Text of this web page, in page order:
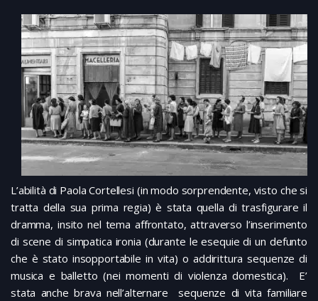
L’abilità di Paola Cortellesi (in modo sorprendente, visto che si
tratta della sua prima regia) è stata quella di trasfigurare il
dramma, insito nel tema affrontato, attraverso l’inserimento
di scene di simpatica ironia (durante le esequie di un defunto
che è stato insopportabile in vita) o addirittura sequenze di
musica e balletto (nei momenti di violenza domestica). E’
stata anche brava nell’alternare sequenze di vita familiare